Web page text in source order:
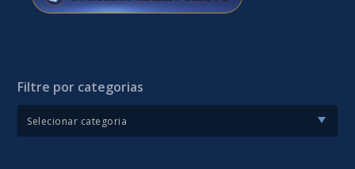
Filtre por categorias